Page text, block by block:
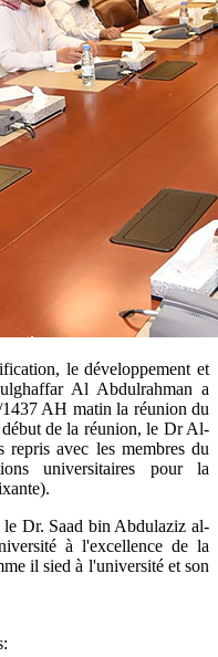
le développement et
Al Abdulrahman a
AH matin la réunion du
de la réunion, le Dr Al-
repris avec les membres du
universitaires pour la
le Dr. Saad bin Abdulaziz al-
à l'excellence de la
il sied à l'université et son